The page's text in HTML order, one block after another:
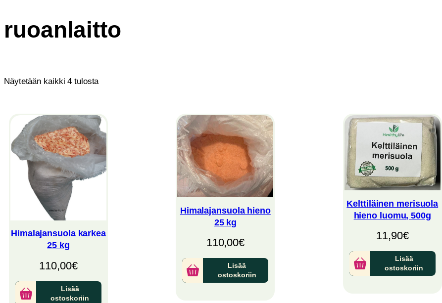
ruoanlaitto
Näytetään kaikki 4 tulostaSorted
Himalajansuola karkea
25 kg
110,00€
Lisää
ostoskoriin
Himalajansuola hieno
25 kg
110,00€
Lisää
ostoskoriin
Kelttiläinen merisuola
hieno luomu, 500g
11,90€
Lisää
ostoskoriin